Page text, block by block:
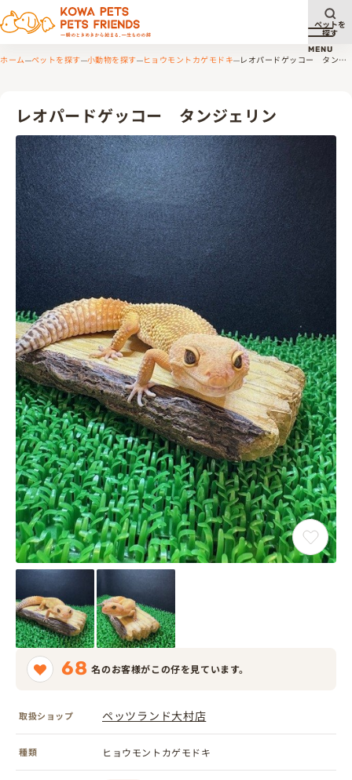
メニ
MENU
ペットを
探す
ホーム ペットを探す 小動物を探す ヒョウモントカゲモドキ
レオパードゲッコー タン
レオパードゲッコー タンジェリン
68 名のお客様がこの仔を見ています。
取扱ショップ ペッツランド大村店
種類 ヒョウモントカゲモドキ